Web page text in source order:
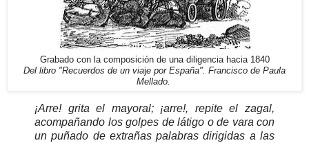
Grabado con la composición de una diligencia hacia 1840
Del libro "Recuerdos de un viaje por España". Francisco de Paula
Mellado.
¡Arre! grita el mayoral; ¡arre!, repite el zagal,
acompañando los golpes de látigo o de vara con
un puñado de extrañas palabras dirigidas a las